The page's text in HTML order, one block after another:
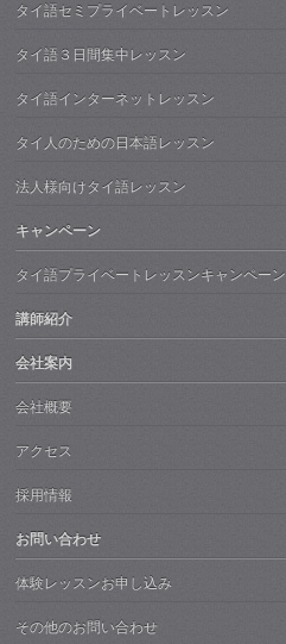
タイ語セミプライベートレッスン
タイ語３日間集中レッスン
タイ語インターネットレッスン
タイ人のための日本語レッスン
法人様向けタイ語レッスン
キャンペーン
タイ語プライベートレッスンキャンペーン
講師紹介
会社案内
会社概要
アクセス
採用情報
お問い合わせ
体験レッスンお申し込み
その他のお問い合わせ